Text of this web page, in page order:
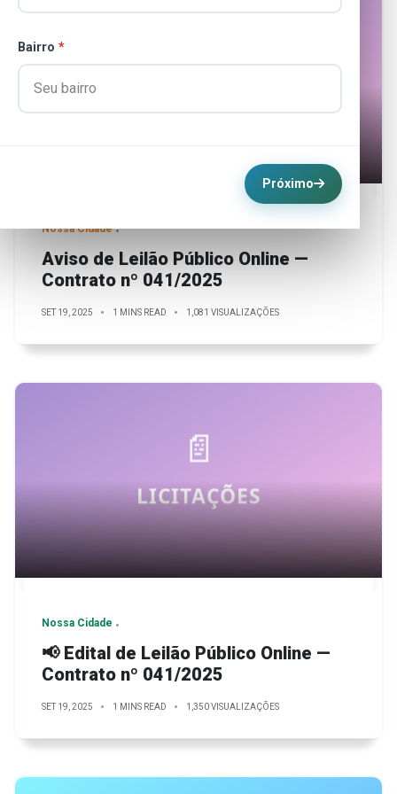
Bairro *
Próximo
Nossa Cidade
Aviso de Leilão Público Online —
Contrato nº 041/2025
SET 19, 2025 1 MINS READ 1,081 VISUALIZAÇÕES
Nossa Cidade
📢 Edital de Leilão Público Online —
Contrato nº 041/2025
SET 19, 2025 1 MINS READ 1,350 VISUALIZAÇÕES